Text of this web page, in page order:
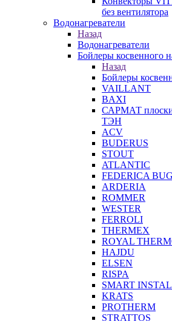
без вентилятора
Водонагреватели
Назад
Водонагреватели
Бойлеры косвенного
Назад
Бойлеры
VAILLANT
BAXI
САРМАТ
ТЭН
ACV
BUDERUS
STOUT
ATLANTIC
FEDERICA
ARDERIA
ROMMER
WESTER
FERROLI
THERMEX
ROYAL
HAJDU
ELSEN
RISPA
SMART
KRATS
PROTHERM
STRATTOS